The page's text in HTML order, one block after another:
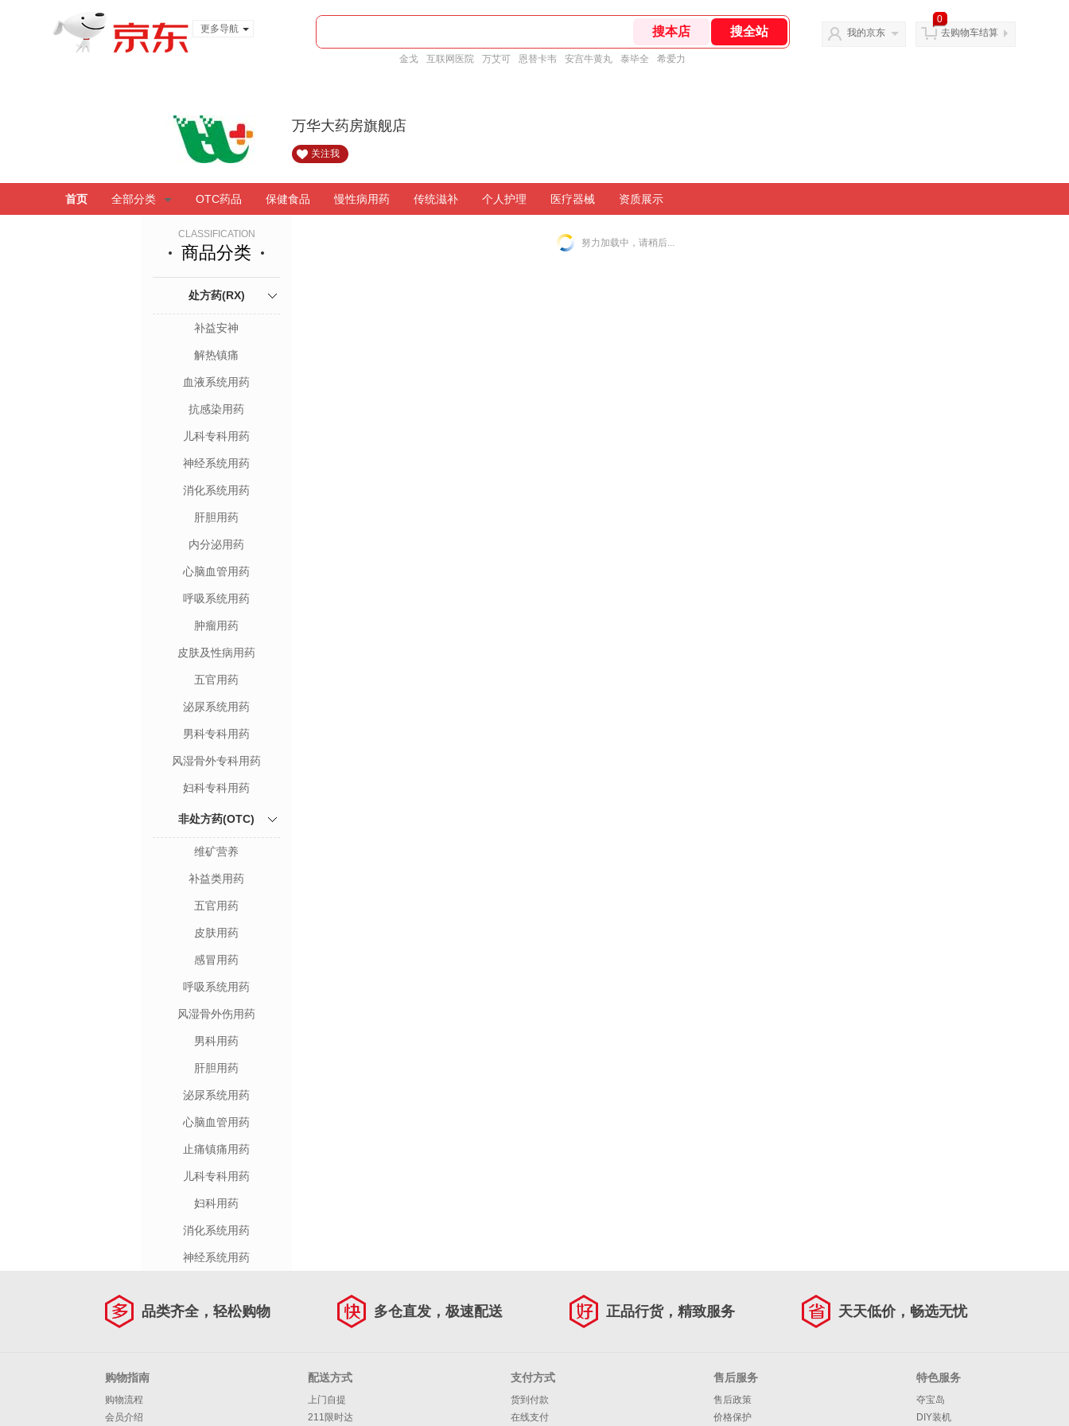
更多导航
金戈 互联网医院 万艾可 恩替卡韦 安宫牛黄丸 泰毕全 希爱力
我的京东
0
去购物车结算
万华大药房旗舰店
关注我
首页 全部分类 OTC药品 保健食品 慢性病用药 传统滋补 个人护理 医疗器械 资质展示
CLASSIFICATION
商品分类
处方药(RX)
补益安神
解热镇痛
血液系统用药
抗感染用药
儿科专科用药
神经系统用药
消化系统用药
肝胆用药
内分泌用药
心脑血管用药
呼吸系统用药
肿瘤用药
皮肤及性病用药
五官用药
泌尿系统用药
男科专科用药
风湿骨外专科用药
妇科专科用药
非处方药(OTC)
维矿营养
补益类用药
五官用药
皮肤用药
感冒用药
呼吸系统用药
风湿骨外伤用药
男科用药
肝胆用药
泌尿系统用药
心脑血管用药
止痛镇痛用药
儿科专科用药
妇科用药
消化系统用药
神经系统用药
努力加载中，请稍后...
品类齐全，轻松购物 多仓直发，极速配送 正品行货，精致服务 天天低价，畅选无忧
购物指南
购物流程
会员介绍
配送方式
上门自提
211限时达
支付方式
货到付款
在线支付
售后服务
售后政策
价格保护
特色服务
夺宝岛
DIY装机